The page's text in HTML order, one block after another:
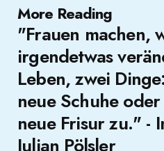
More Reading
Post
navigation
"Frauen machen,
irgendetwas
Leben, zwei
neue Schuhe
neue Frisur zu." -
Julian Pölsler